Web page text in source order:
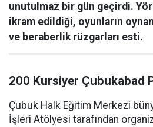
unutulmaz bir gün geçirdi.
ikram edildiği, oyunların
ve beraberlik rüzgarları esti.
200 Kursiyer Çubukabad
Çubuk Halk Eğitim Merkezi
İşleri Atölyesi tarafından